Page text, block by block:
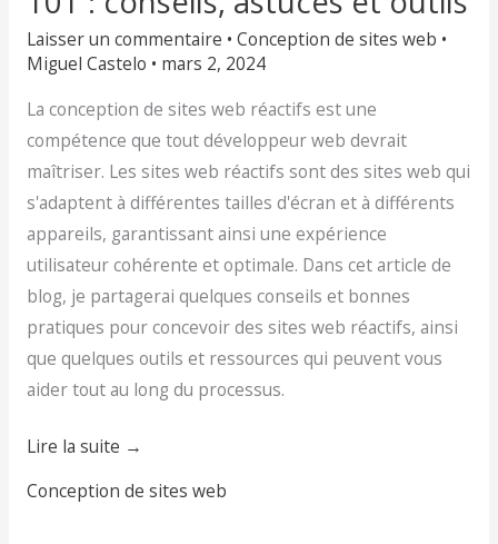
Laisser un commentaire • Conception de sites web •
Miguel Castelo • mars 2, 2024
La conception de sites web réactifs est une
compétence que tout développeur web devrait
maîtriser. Les sites web réactifs sont des sites web qui
s'adaptent à différentes tailles d'écran et à différents
appareils, garantissant ainsi une expérience
utilisateur cohérente et optimale. Dans cet article de
blog, je partagerai quelques conseils et bonnes
pratiques pour concevoir des sites web réactifs, ainsi
que quelques outils et ressources qui peuvent vous
aider tout au long du processus.
Lire la suite →
Conception de sites web